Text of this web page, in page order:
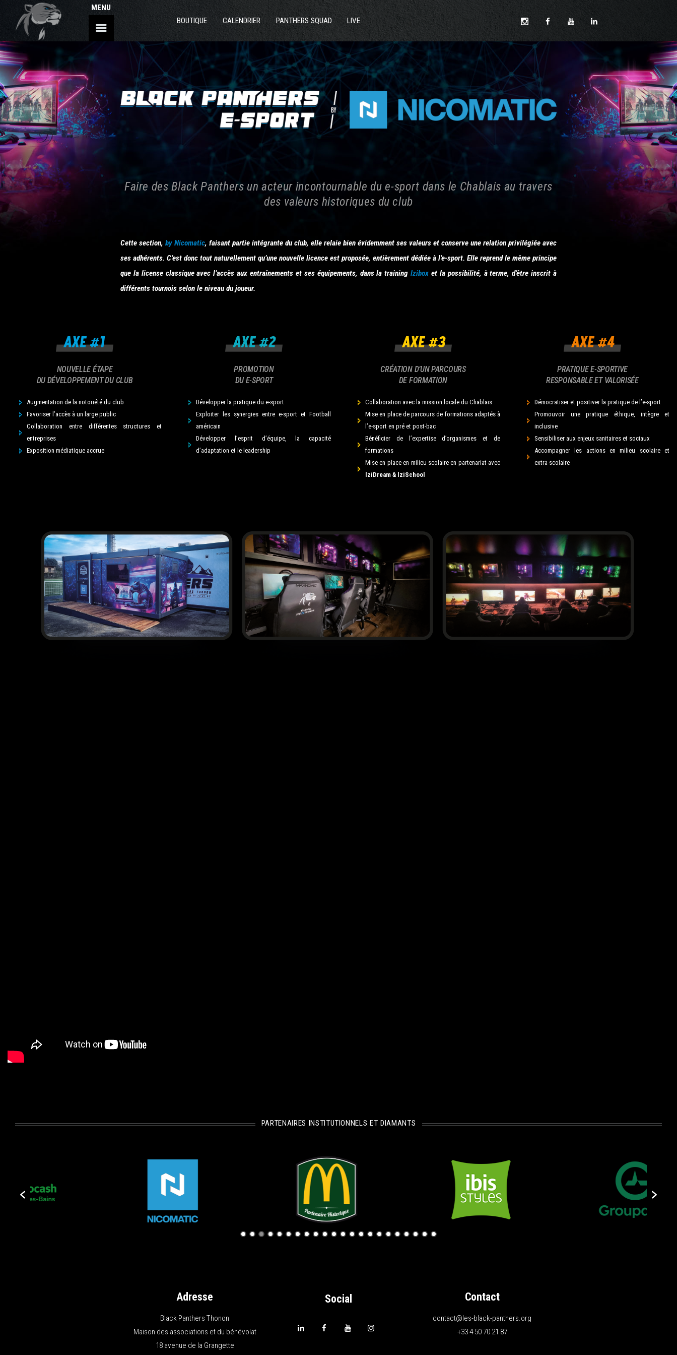
MENU
BOUTIQUE
CALENDRIER PANTHERS SQUAD LIVE
ACTUS
SECTIONS
CLUB
COMMUNAUTÉ
PARTENAIRES
CONTACT
E-Sport
Faire des Black Panthers un acteur incontournable du e-sport dans le Chablais au travers
des valeurs historiques du club
Cette section, by Nicomatic, faisant partie intégrante du club, elle relaie bien évidemment ses valeurs et conserve une relation privilégiée avec
ses adhérents. C’est donc tout naturellement qu’une nouvelle licence est proposée, entièrement dédiée à l’e-sport. Elle reprend le même principe
que la license classique avec l’accès aux entraînements et ses équipements, dans la traininglzibox et la possibilité, à terme, d’être inscrit à
différents tournois selon le niveau du joueur.
NOUVELLE ÉTAPE
DU DÉVELOPPEMENT DU CLUB
Augmentation de la notoriété du club
Favoriser l’accès à un large public
Collaboration entre différentes structures et
entreprises
Exposition médiatique accrue
PROMOTION
DU E-SPORT
Développer la pratique du e-sport
Exploiter les synergies entre e-sport et Football
américain
Développer l’esprit d’équipe, la capacité
d’adaptation et le leadership
CRÉATION D’UN PARCOURS
DE FORMATION
Collaboration avec la mission locale du Chablais
Mise en place de parcours de formations adaptés à
l’e-sport en pré et post-bac
Bénéficier de l’expertise d’organismes et de
formations
Mise en place en milieu scolaire en partenariat avec
lziDream & lziSchool
PRATIQUE E-SPORTIVE
RESPONSABLE ET VALORISÉE
Démocratiser et positiver la pratique de l’e-sport
Promouvoir une pratique éthique, intègre et
inclusive
Sensibiliser aux enjeux sanitaires et sociaux
Accompagner les actions en milieu scolaire et
extra-scolaire
PARTENAIRES INSTITUTIONNELS ET DIAMANTS
Adresse
Black Panthers Thonon
Maison des associations et du bénévolat
18 avenue de la Grangette
Social Contact
contact@les-black-panthers.org
+33 4 50 70 21 87